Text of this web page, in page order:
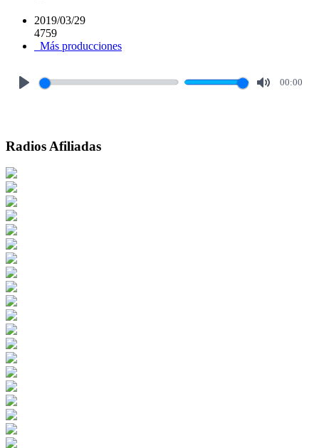
2019/03/29
4759
Más producciones
00:00
Radios Afiliadas